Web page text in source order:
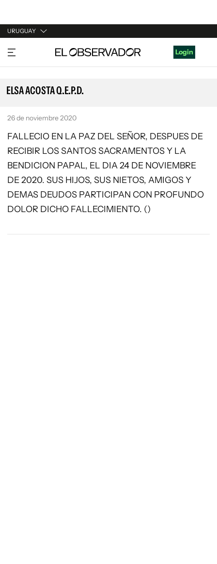
URUGUAY
URUGUAY
ARGENTINA
ESPAÑA
Login
ELSA ACOSTA Q.E.P.D.
26 de noviembre 2020
FALLECIO EN LA PAZ DEL SEÑOR, DESPUES DE
RECIBIR LOS SANTOS SACRAMENTOS Y LA
BENDICION PAPAL, EL DIA 24 DE NOVIEMBRE
DE 2020. SUS HIJOS, SUS NIETOS, AMIGOS Y
DEMAS DEUDOS PARTICIPAN CON PROFUNDO
DOLOR DICHO FALLECIMIENTO. ()